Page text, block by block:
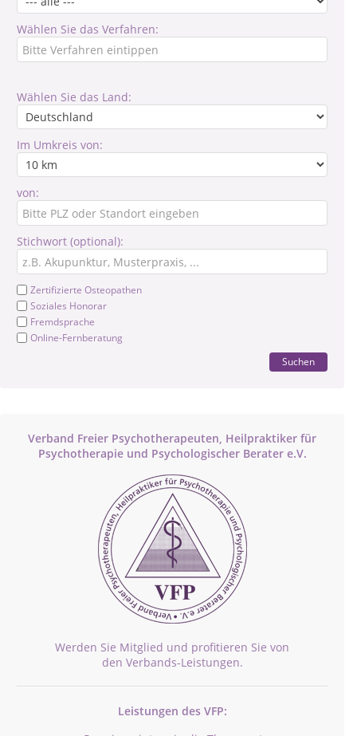
Wählen Sie das Verfahren:
Wählen Sie das Land:
Im Umkreis von:
von:
Stichwort (optional):
Zertifizierte Osteopathen
Soziales Honorar
Fremdsprache
Online-Fernberatung
Suchen
Verband Freier Psychotherapeuten, Heilpraktiker für
Psychotherapie und Psychologischer Berater e.V.
Werden Sie Mitglied und profitieren Sie von
den Verbands-Leistungen.
Leistungen des VFP: